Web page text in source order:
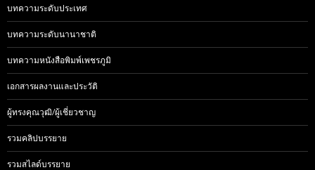
บทความระดับประเทศ
บทความระดับนานาชาติ
บทความหนังสือพิมพ์เพชรภูมิ
เอกสารผลงานและประวัติ
ผู้ทรงคุณวุฒิ/ผู้เชี่ยวชาญ
รวมคลิปบรรยาย
รวมสไลด์บรรยาย